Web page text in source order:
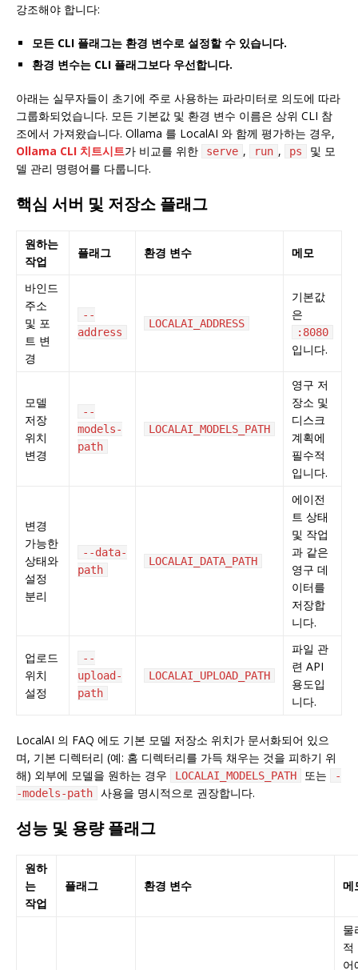
강조해야 합니다:
모든 CLI 플래그는 환경 변수로 설정할 수 있습니다.
환경 변수는 CLI 플래그보다 우선합니다.
아래는 실무자들이 초기에 주로 사용하는 파라미터로 의도에 따라
그룹화되었습니다. 모든 기본값 및 환경 변수 이름은 상위 CLI 참
조에서 가져왔습니다. Ollama 를 LocalAI 와 함께 평가하는 경우,
Ollama CLI 치트시트가 비교를 위한 serve , run , ps
및 모
델 관리 명령어를 다룹니다.
핵심 서버 및 저장소 플래그
원하는
작업
플래그 환경 변수 메모
바인드
주소
및 포
트 변
경
--
address
LOCALAI_ADDRESS
기본값
은
:8080
입니다.
모델
저장
위치
변경
--
models-
path
LOCALAI_MODELS_PATH
영구 저
장소 및
디스크
계획에
필수적
입니다.
변경
가능한
상태와
설정
분리
--data-
path
LOCALAI_DATA_PATH
에이전
트 상태
및 작업
과 같은
영구 데
이터를
저장합
니다.
업로드
위치
설정
--
upload-
path
LOCALAI_UPLOAD_PATH
파일 관
련 API
용도입
니다.
LocalAI 의 FAQ 에도 기본 모델 저장소 위치가 문서화되어 있으
며, 기본 디렉터리 (예: 홈 디렉터리를 가득 채우는 것을 피하기 위
해) 외부에 모델을 원하는 경우
LOCALAI_MODELS_PATH 또는
-
-models-path
사용을 명시적으로 권장합니다.
성능 및 용량 플래그
원하
는
작업
플래그 환경 변수 메
물
적
어